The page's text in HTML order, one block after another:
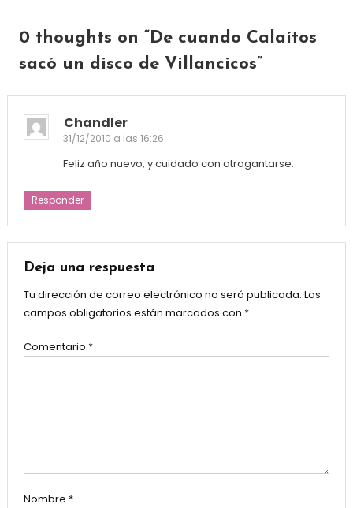
0 thoughts on “De cuando Calaítos
sacó un disco de Villancicos”
Chandler
31/12/2010 a las 16:26
Feliz año nuevo, y cuidado con atragantarse.
Responder
Deja una respuesta
Tu dirección de correo electrónico no será publicada. Los
campos obligatorios están marcados con *
Comentario *
Nombre *